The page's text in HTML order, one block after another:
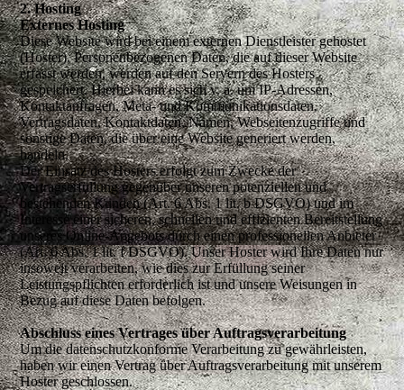
2. Hosting
Externes Hosting
Diese Website wird bei einem externen Dienstleister gehostet
(Hoster). Personenbezogenen Daten, die auf dieser Website
erfasst werden, werden auf den Servern des Hosters
gespeichert. Hierbei kann es sich v. a. um IP-Adressen,
Kontaktanfragen, Meta- und Kommunikationsdaten,
Vertragsdaten, Kontaktdaten, Namen, Webseitenzugriffe und
sonstige Daten, die über eine Website generiert werden,
handeln.
Der Einsatz des Hosters erfolgt zum Zwecke der
Vertragserfüllung gegenüber unseren potenziellen und
bestehenden Kunden (Art. 6 Abs. 1 lit. b DSGVO) und im
Interesse einer sicheren, schnellen und effizienten Bereitstellung
unseres Online-Angebots durch einen professionellen Anbieter
(Art. 6 Abs. 1 lit. f DSGVO). Unser Hoster wird Ihre Daten nur
insoweit verarbeiten, wie dies zur Erfüllung seiner
Leistungspflichten erforderlich ist und unsere Weisungen in
Bezug auf diese Daten befolgen.
Abschluss eines Vertrages über Auftragsverarbeitung
Um die datenschutzkonforme Verarbeitung zu gewährleisten,
haben wir einen Vertrag über Auftragsverarbeitung mit unserem
Hoster geschlossen.